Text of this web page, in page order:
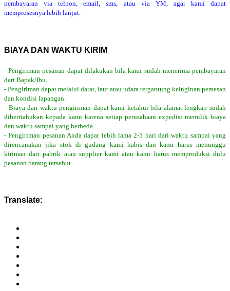
pembayaran via telpon, email, sms, atau via YM, agar kami dapat
memprosesnya lebih lanjut.
BIAYA DAN WAKTU KIRIM
- Pengiriman pesanan dapat dilakukan bila kami sudah menerima pembayaran
dari Bapak/Ibu.
- Pengiriman dapat melalui darat, laut atau udara tergantung keinginan pemesan
dan kondisi lapangan.
- Biaya dan waktu pengiriman dapat kami ketahui bila alamat lengkap sudah
diberitahukan kepada kami karena setiap perusahaan expedisi memilik biaya
dan waktu sampai yang berbeda.
- Pengiriman pesanan Anda dapat lebih lama 2-5 hari dari waktu sampai yang
direncanakan jika stok di gudang kami habis dan kami harus menunggu
kiriman dari pabrik atau supplier kami atau kami harus memproduksi dulu
pesanan barang tersebut.
Translate: